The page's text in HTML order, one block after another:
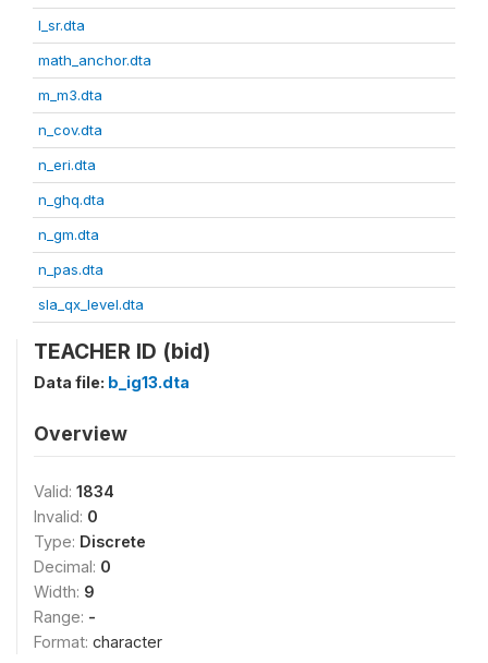
l_sr.dta
math_anchor.dta
m_m3.dta
n_cov.dta
n_eri.dta
n_ghq.dta
n_gm.dta
n_pas.dta
sla_qx_level.dta
TEACHER ID (bid)
Data file: b_ig13.dta
Overview
Valid: 1834
Invalid: 0
Type: Discrete
Decimal: 0
Width: 9
Range: -
Format: character